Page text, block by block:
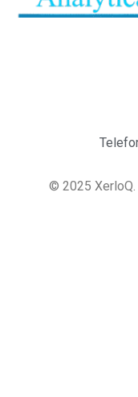
© 2025